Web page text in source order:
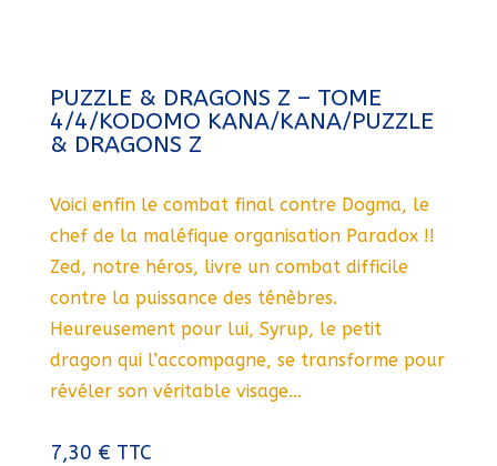
PUZZLE & DRAGONS Z – TOME
4/4/KODOMO KANA/KANA/PUZZLE
& DRAGONS Z
Voici enfin le combat final contre Dogma, le
chef de la maléfique organisation Paradox !!
Zed, notre héros, livre un combat difficile
contre la puissance des ténèbres.
Heureusement pour lui, Syrup, le petit
dragon qui l’accompagne, se transforme pour
révéler son véritable visage…
7,30 € TTC